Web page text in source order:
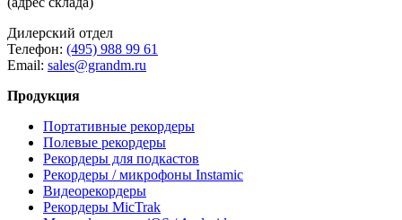
Дилерский отдел
Телефон: (495) 988 99 61
Email: sales@grandm.ru
Продукция
Портативные рекордеры
Полевые рекордеры
Рекордеры для подкастов
Рекордеры / микрофоны Instamic
Видеорекордеры
Рекордеры MicTrak